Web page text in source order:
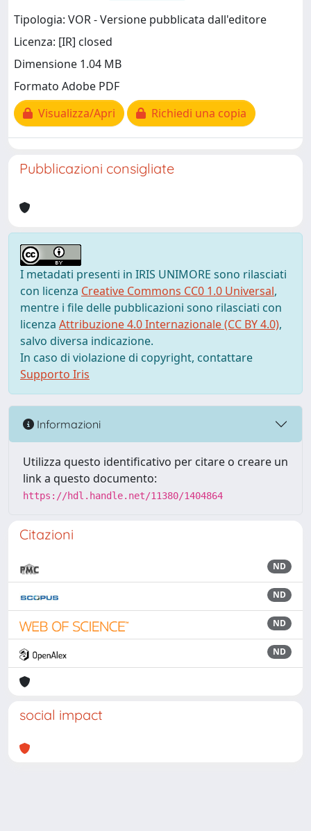
Tipologia: VOR - Versione pubblicata dall'editore
Licenza: [IR] closed
Dimensione 1.04 MB
Formato Adobe PDF
Visualizza/Apri
Richiedi una copia
Pubblicazioni consigliate
I metadati presenti in IRIS UNIMORE sono rilasciati
con licenza Creative Commons CC0 1.0 Universal,
mentre i file delle pubblicazioni sono rilasciati con
licenza Attribuzione 4.0 Internazionale (CC BY 4.0),
salvo diversa indicazione.
In caso di violazione di copyright, contattare
Supporto Iris
Informazioni
Utilizza questo identificativo per citare o creare un
link a questo documento:
https://hdl.handle.net/11380/1404864
Citazioni
ND
ND
ND
ND
social impact